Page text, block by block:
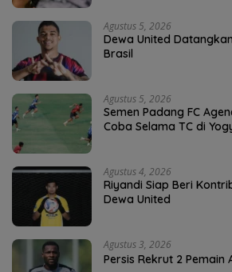
Agustus 5, 2026
Dewa United
Brasil
Agustus 5, 2026
Semen Padang FC
Coba Selama TC di
Agustus 4, 2026
Riyandi Siap Beri
Dewa United
Agustus 3, 2026
Persis Rekrut 2 Pemain